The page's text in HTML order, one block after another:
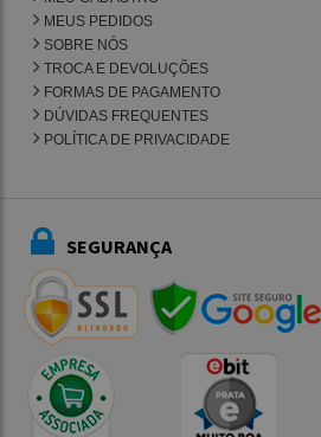
MEUS PEDIDOS
SOBRE NÓS
TROCA E DEVOLUÇÕES
FORMAS DE PAGAMENTO
DÚVIDAS FREQUENTES
POLÍTICA DE PRIVACIDADE
SEGURANÇA